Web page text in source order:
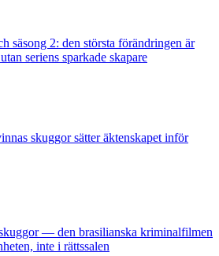
säsong 2: den största förändringen är
seriens sparkade skapare
skuggor sätter äktenskapet inför
— den brasilianska kriminalfilmen
inte i rättssalen